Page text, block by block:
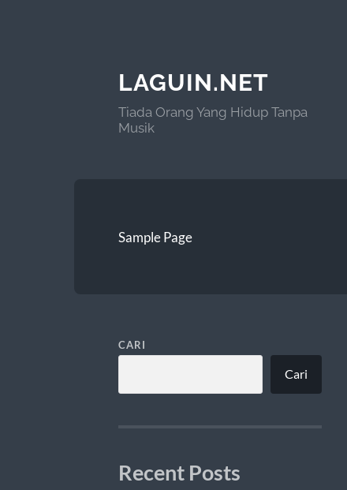
LAGUIN.NET
Tiada Orang Yang Hidup Tanpa
Musik
Sample Page
CARI
Cari
Recent Posts